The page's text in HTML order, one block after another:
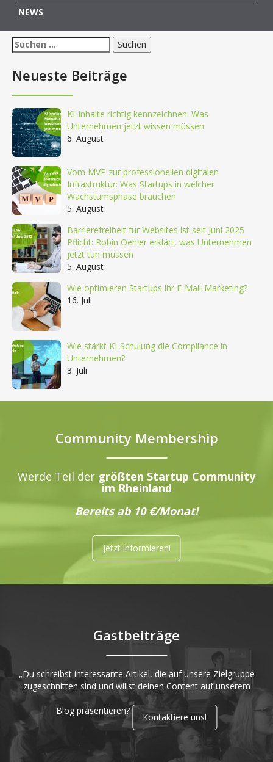
NEWS
Suchen
nach:
Neueste Beiträge
KI-Inhalte richtig kennzeichnen: Was
Unternehmen jetzt wissen müssen
6. August
Vom MVP zur professionellen digitalen
Infrastruktur: Was Startups in welcher
Wachstumsphase brauchen
5. August
Barrierefreiheit für Websites ist seit Juni 2025
Pflicht: Robin Oehler erklärt, was Unternehmen
jetzt tun müssen
5. August
Wie optimieren Startups ihr E-Mail-Marketing?
16. Juli
Wie stärkt KI-Schulung die Compliance in
Unternehmen?
3. Juli
Community Membership
Werde Teil der größten Startup Community
im Rheinland
Bereits ab 10 €/Monat!
Jetzt informieren!
Gastbeiträge
„Du schreibst interessante Artikel, die auf unsere Zielgruppe
zugeschnitten sind und willst deinen Content auf unserem
Blog präsentieren?
Kontaktiere uns!